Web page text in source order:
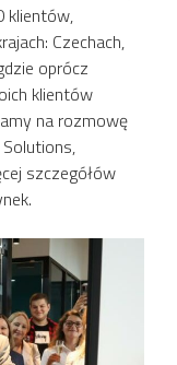
klientów,
Czechach,
oprócz
klientów
na rozmowę
szczegółów